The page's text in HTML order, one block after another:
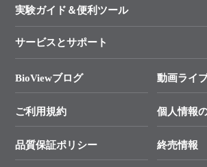
新製品情報
キャンペーン
タカラバイオ各種会員募集のお知らせ
終売製品のお知らせ
価格改定のご案内
技術セミナーのご案内
実験ガイド＆便利ツール
リアルタイムPCR実験のススメ
幹細胞・再生医療研究ガイド
クローニング実験ガイド
SMARTer NGSポータルサイト
サービスとサポート
総合お問い合わせ
├ 実験コンシェルジュ
BioViewブログ 動画ライ
ご利用規約 個人情報
品質保証ポリシー 終売情報